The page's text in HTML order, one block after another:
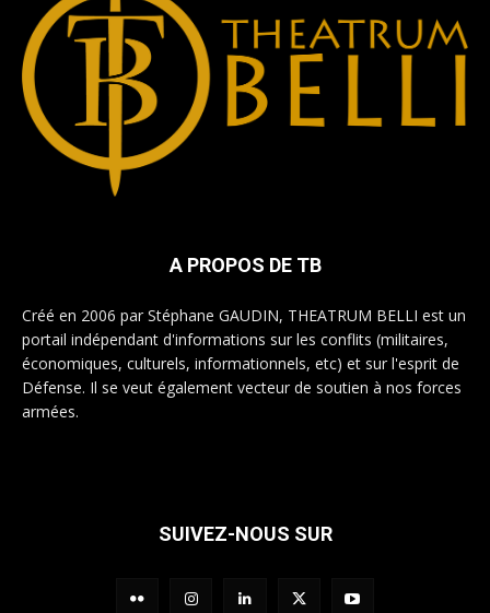
A PROPOS DE TB
Créé en 2006 par Stéphane GAUDIN, THEATRUM BELLI est un
portail indépendant d'informations sur les conflits (militaires,
économiques, culturels, informationnels, etc) et sur l'esprit de
Défense. Il se veut également vecteur de soutien à nos forces
armées.
SUIVEZ-NOUS SUR